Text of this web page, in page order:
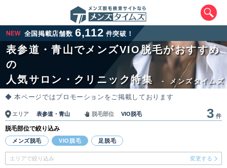
NEW 全国掲載店舗数 6,112 件突破！
表参道・青山でメンズVIO脱毛がおすすめ
の
人気サロン・クリニック特集
- メンズタイムズ
◆ 本ページではプロモーションをご掲載しております
エリア 表参道・青山 脱毛部位 VIO脱毛 3 件
脱毛部位で絞り込み
メンズ脱毛 VIO脱毛 足脱毛
エリアで絞り込み 変更する
エリアから最寄りサロンを探す
北海道・東北